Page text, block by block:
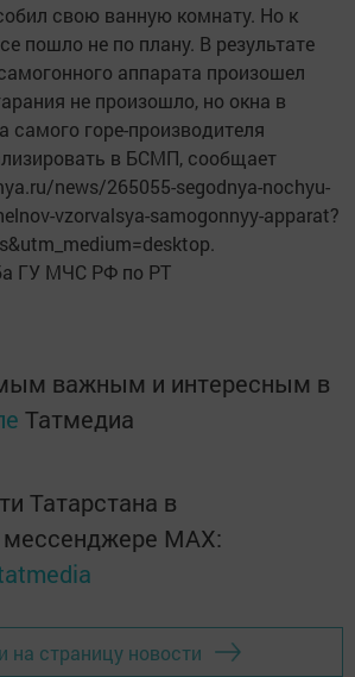
свою ванную комнату. Но к
пошло не по плану. В результате
аппарата произошел
не произошло, но окна в
самого горе-производителя
в БСМП, сообщает
news/265055-segodnya-nochyu-
vzorvalsya-samogonnyy-apparat?
ГУ МЧС РФ по РТ
важным и интересным в
Татмедиа
Татарстана в
MАХ:
на страницу новости